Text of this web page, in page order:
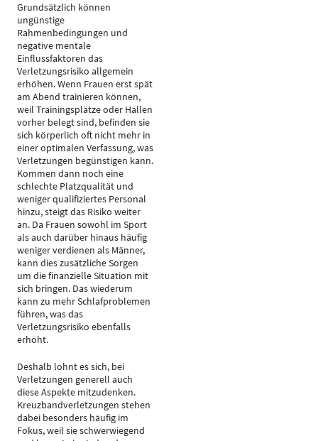
Grundsätzlich können
ungünstige
Rahmenbedingungen und
negative mentale
Einflussfaktoren das
Verletzungsrisiko allgemein
erhöhen. Wenn Frauen erst spät
am Abend trainieren können,
weil Trainingsplätze oder Hallen
vorher belegt sind, befinden sie
sich körperlich oft nicht mehr in
einer optimalen Verfassung, was
Verletzungen begünstigen kann.
Kommen dann noch eine
schlechte Platzqualität und
weniger qualifiziertes Personal
hinzu, steigt das Risiko weiter
an. Da Frauen sowohl im Sport
als auch darüber hinaus häufig
weniger verdienen als Männer,
kann dies zusätzliche Sorgen
um die finanzielle Situation mit
sich bringen. Das wiederum
kann zu mehr Schlafproblemen
führen, was das
Verletzungsrisiko ebenfalls
erhöht.
Deshalb lohnt es sich, bei
Verletzungen generell auch
diese Aspekte mitzudenken.
Kreuzbandverletzungen stehen
dabei besonders häufig im
Fokus, weil sie schwerwiegend